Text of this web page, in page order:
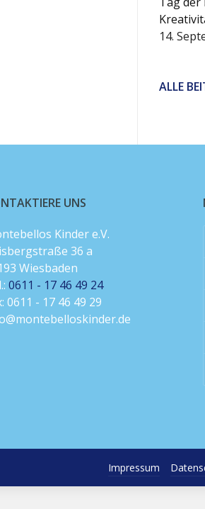
14.
ALLE
UNS
Kinder e.V.
36 a
Wiesbaden
0611 - 17 46 49 24
0611 - 17 46 49 29
Impressum